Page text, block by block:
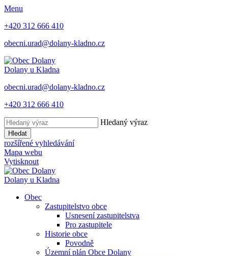
Menu
+420 312 666 410
obecni.urad@dolany-kladno.cz
Dolany u Kladna
obecni.urad@dolany-kladno.cz
+420 312 666 410
Hledaný výraz
Hledat
rozšířené vyhledávání
Mapa webu
Vytisknout
Dolany u Kladna
Obec
Zastupitelstvo obce
Usnesení zastupitelstva
Pro zastupitele
Historie obce
Povodně
Územní plán Obce Dolany